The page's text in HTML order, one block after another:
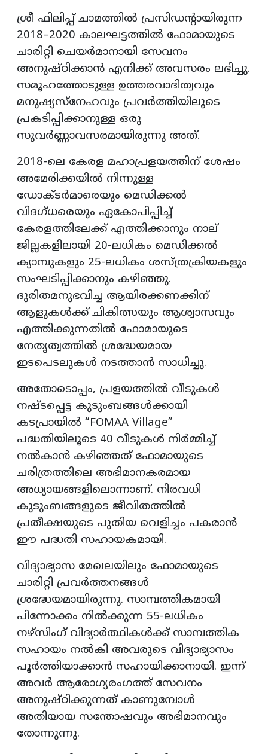
ശ്രീ ഫിലിപ്പ് ചാമത്തിൽ പ്രസിഡന്റായിരുന്ന
2018–2020 കാലഘട്ടത്തിൽ ഫോമായുടെ
ചാരിറ്റി ചെയർമാനായി സേവനം
അനുഷ്ഠിക്കാൻ എനിക്ക് അവസരം ലഭിച്ചു.
സമൂഹത്തോടുള്ള ഉത്തരവാദിത്വവും
മനുഷ്യസ്നേഹവും പ്രവർത്തിയിലൂടെ
പ്രകടിപ്പിക്കാനുള്ള ഒരു
സുവർണ്ണാവസരമായിരുന്നു അത്.
2018-ലെ കേരള മഹാപ്രളയത്തിന് ശേഷം
അമേരിക്കയിൽ നിന്നുള്ള
ഡോക്ടർമാരെയും മെഡിക്കൽ
വിദഗ്ധരെയും ഏകോപിപ്പിച്ച്
കേരളത്തിലേക്ക് എത്തിക്കാനും നാല്
ജില്ലകളിലായി 20-ലധികം മെഡിക്കൽ
ക്യാമ്പുകളും 25-ലധികം ശസ്ത്രക്രിയകളും
സംഘടിപ്പിക്കാനും കഴിഞ്ഞു.
ദുരിതമനുഭവിച്ച ആയിരക്കണക്കിന്
ആളുകൾക്ക് ചികിത്സയും ആശ്വാസവും
എത്തിക്കുന്നതിൽ ഫോമായുടെ
നേതൃത്വത്തിൽ ശ്രദ്ധേയമായ
ഇടപെടലുകൾ നടത്താൻ സാധിച്ചു.
അതോടൊപ്പം, പ്രളയത്തിൽ വീടുകൾ
നഷ്ടപ്പെട്ട കുടുംബങ്ങൾക്കായി
കടപ്രായിൽ “FOMAA Village”
പദ്ധതിയിലൂടെ 40 വീടുകൾ നിർമ്മിച്ച്
നൽകാൻ കഴിഞ്ഞത് ഫോമായുടെ
ചരിത്രത്തിലെ അഭിമാനകരമായ
അധ്യായങ്ങളിലൊന്നാണ്. നിരവധി
കുടുംബങ്ങളുടെ ജീവിതത്തിൽ
പ്രതീക്ഷയുടെ പുതിയ വെളിച്ചം പകരാൻ
ഈ പദ്ധതി സഹായകമായി.
വിദ്യാഭ്യാസ മേഖലയിലും ഫോമായുടെ
ചാരിറ്റി പ്രവർത്തനങ്ങൾ
ശ്രദ്ധേയമായിരുന്നു. സാമ്പത്തികമായി
പിന്നോക്കം നിൽക്കുന്ന 55-ലധികം
നഴ്സിംഗ് വിദ്യാർത്ഥികൾക്ക് സാമ്പത്തിക
സഹായം നൽകി അവരുടെ വിദ്യാഭ്യാസം
പൂർത്തിയാക്കാൻ സഹായിക്കാനായി. ഇന്ന്
അവർ ആരോഗ്യരംഗത്ത് സേവനം
അനുഷ്ഠിക്കുന്നത് കാണുമ്പോൾ
അതിയായ സന്തോഷവും അഭിമാനവും
തോന്നുന്നു.